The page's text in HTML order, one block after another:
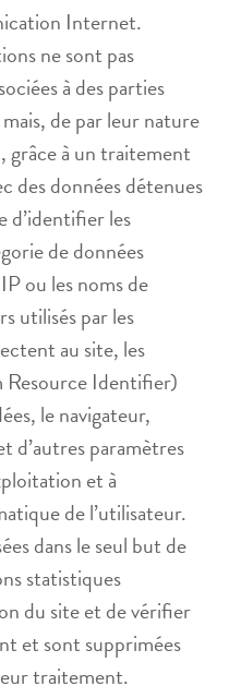
Internet.
ne sont pas
à des parties
de par leur nature
grâce à un traitement
des données détenues
d’identifier les
de données
ou les noms de
utilisés par les
au site, les
Resource Identifier)
le navigateur,
d’autres paramètres
et à
de l’utilisateur.
dans le seul but de
statistiques
du site et de vérifier
et sont supprimées
traitement.